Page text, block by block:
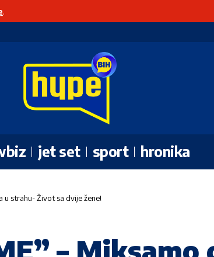
.
jet set sport hronika
u strahu- Život sa dvije žene!
– Miksamo